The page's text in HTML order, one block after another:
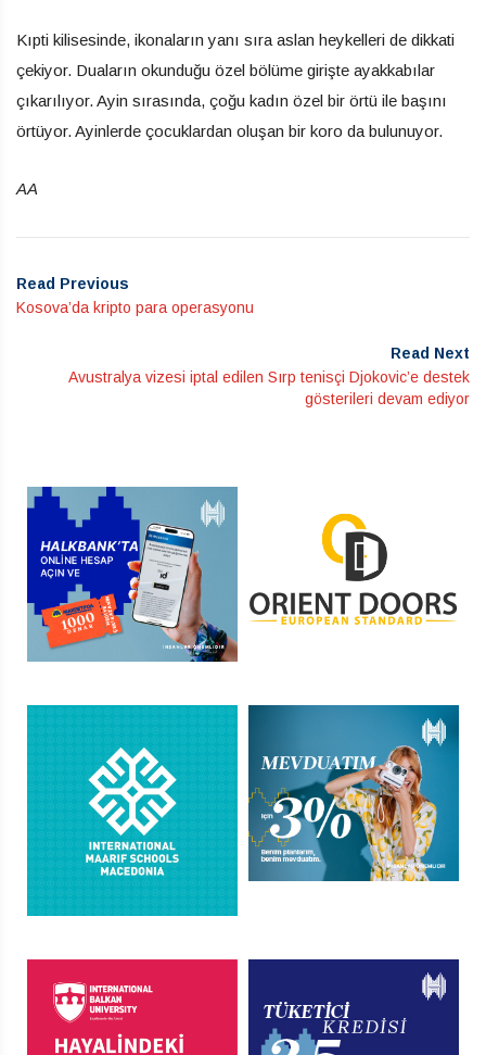
Kıpti kilisesinde, ikonaların yanı sıra aslan heykelleri de dikkati
çekiyor. Duaların okunduğu özel bölüme girişte ayakkabılar
çıkarılıyor. Ayin sırasında, çoğu kadın özel bir örtü ile başını
örtüyor. Ayinlerde çocuklardan oluşan bir koro da bulunuyor.
AA
Read Previous
Kosova’da kripto para operasyonu
Read Next
Avustralya vizesi iptal edilen Sırp tenisçi Djokovic’e destek
gösterileri devam ediyor